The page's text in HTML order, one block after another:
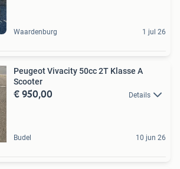
Waardenburg 1 jul 26
Peugeot Vivacity 50cc 2T Klasse A
Scooter
€ 950,00 Details
Budel 10 jun 26